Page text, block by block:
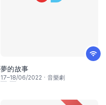
夢的故事
17–18/06/2022 · 音樂劇